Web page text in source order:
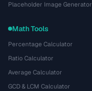
Placeholder Image Generator
Math Tools
Percentage Calculator
Ratio Calculator
Average Calculator
GCD & LCM Calculator